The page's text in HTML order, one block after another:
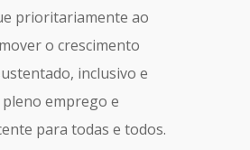
prioritariamente ao
o crescimento
inclusivo e
emprego e
para todas e todos.